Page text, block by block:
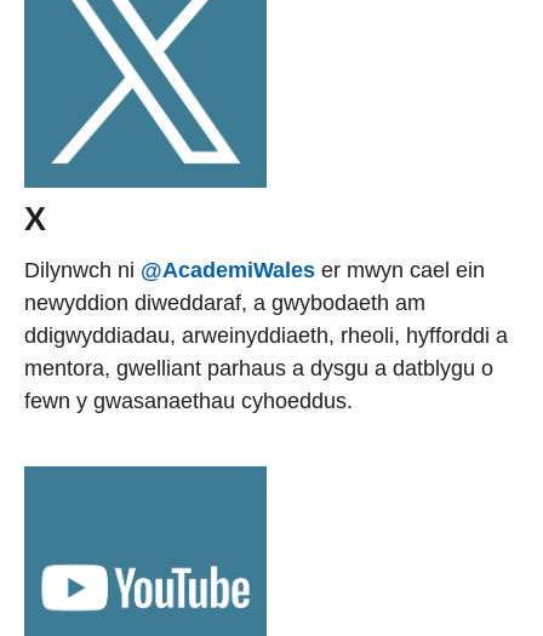
X
Dilynwch ni @AcademiWales er mwyn cael ein
newyddion diweddaraf, a gwybodaeth am
ddigwyddiadau, arweinyddiaeth, rheoli, hyfforddi a
mentora, gwelliant parhaus a dysgu a datblygu o
fewn y gwasanaethau cyhoeddus.